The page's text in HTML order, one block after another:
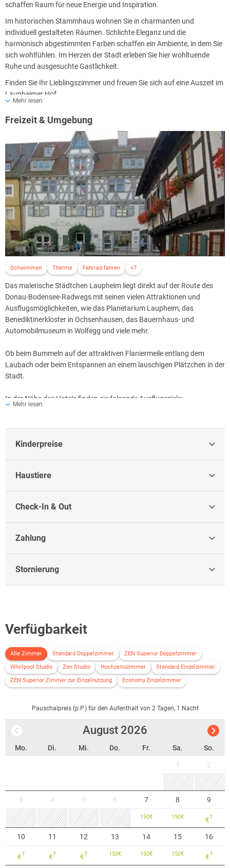
schaffen Raum für neue Energie und Inspiration.
Im historischen Stammhaus wohnen Sie in charmanten und
individuell gestalteten Räumen. Schlichte Eleganz und die
harmonisch abgestimmten Farben schaffen ein Ambiente, in dem Sie
sich wohlfühlen. Im Herzen der Stadt erleben Sie hier wohltuende
Ruhe und ausgesuchte Gastlichkeit.
Finden Sie Ihr Lieblingszimmer und freuen Sie sich auf eine Auszeit im
Laupheimer Hof.
Mehr lesen
Freizeit & Umgebung
Schwimmen Therme Fahrrad fahren +7
Das malerische Städtchen Laupheim liegt direkt auf der Route des
Donau-Bodensee-Radwegs mit seinen vielen Attraktionen und
Ausflugsmöglichkeiten, wie das Planetarium Laupheim, das
Benediktinerkloster in Ochsenhausen, das Bauernhaus- und
Automobilmuseum in Wolfegg und viele mehr.
Ob beim Bummeln auf der attraktiven Flaniermeile entlang dem
Laubach oder beim Entspannen an einem lauschigen Plätzchen in der
Stadt.
In der Nähe des Hotels finden sie folgende Ausflugsziele:
Museum zur Geschichte von Christen und Juden: 1 km
Ulmer Münster: 20 km Ulm Altstadt,
Fischerviertel: 20 km
Ravensburger Spieleland: 60 km
Mehr lesen
Kinderpreise
Haustiere
Check-In & Out
Zahlung
Stornierung
Verfügbarkeit
Alle Zimmer Standard Doppelzimmer
ZEN Superior Doppelzimmer
Whirlpool Studio
Zen Studio Hochzeitszimmer
Standard Einzelzimmer
ZEN Superior Zimmer zur Einzelnutzung
Economy Einzelzimmer
Pauschalpreis (p.P.) für den Aufenthalt von 2 Tagen, 1 Nacht
August 2026
Mo. Di. Mi. Do. Fr. Sa. So.
1 2
3 4 5 6 7
150€
8
150€
9
€?
10
€?
11
€?
12
€?
13
150€
14
150€
15
150€
16
€?